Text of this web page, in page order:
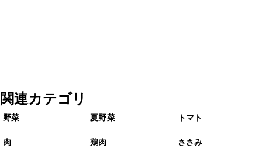
関連カテゴリ
野菜 夏野菜 トマト
肉 鶏肉
ささみ